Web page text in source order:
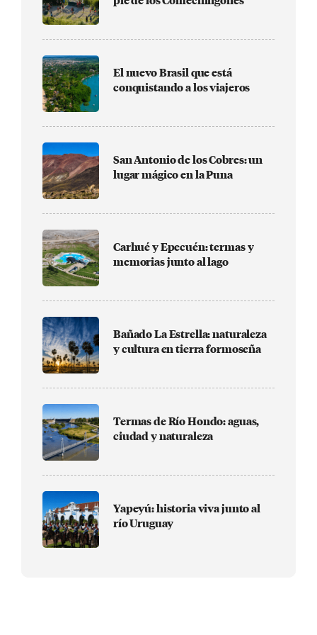
El nuevo Brasil que está
conquistando a los viajeros
San Antonio de los Cobres: un
lugar mágico en la Puna
Carhué y Epecuén: termas y
memorias junto al lago
Bañado La Estrella: naturaleza
y cultura en tierra formoseña
Termas de Río Hondo: aguas,
ciudad y naturaleza
Yapeyú: historia viva junto al
río Uruguay